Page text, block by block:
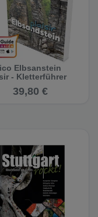
Elbsanstein
- Kletterführer
39,80 €